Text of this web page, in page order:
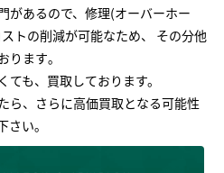
があるので、修理(オーバーホー
トの削減が可能なため、 その分他
ります｡
も、買取しております。
ら、さらに高価買取となる可能性
さい｡